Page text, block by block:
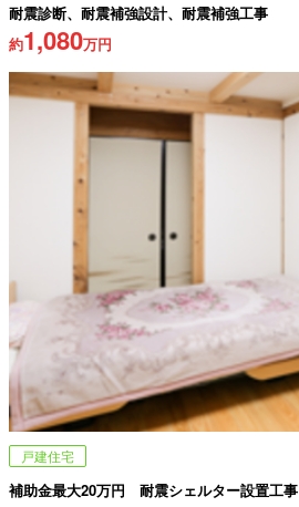
耐震診断、耐震補強設計、耐震補強工事
約1,080万円
戸建住宅
補助金最大20万円 耐震シェルター設置工事